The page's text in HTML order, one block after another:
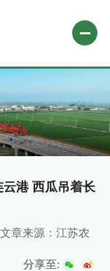
港 西瓜吊着长
文章来源：江苏农
分享至: